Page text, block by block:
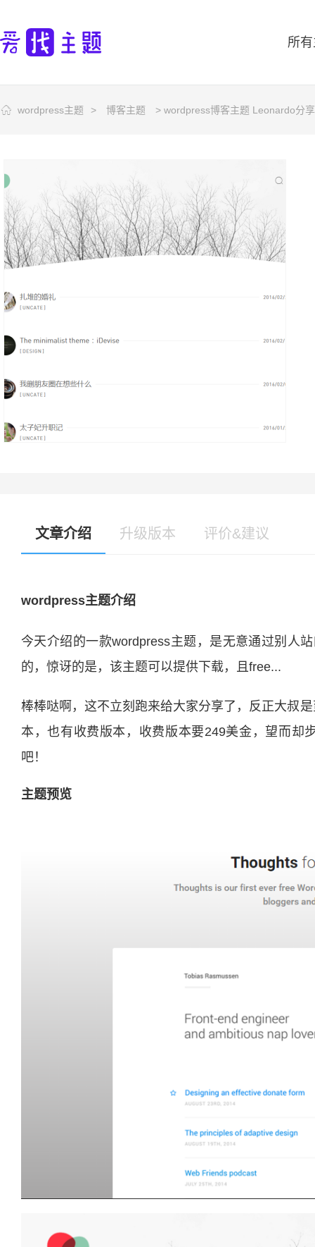
所
wordpress主题 > 博客主题 > wordpress博客主题 Leonardo分
文章介绍 升级版本 评价&建议
wordpress主题介绍
今天介绍的一款wordpress主题，是无意通过别人
的，惊讶的是，该主题可以提供下载，且free...
棒棒哒啊，这不立刻跑来给大家分享了，反正大叔
本，也有收费版本，收费版本要249美金，望而却
吧！
主题预览